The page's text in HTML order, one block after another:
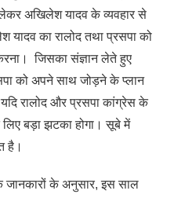
अखिलेश यादव के व्यवहार से
का रालोद तथा प्रसपा को
जिसका संज्ञान लेते हुए
को अपने साथ जोड़ने के प्लान
रालोद और प्रसपा कांग्रेस के
बड़ा झटका होगा। सूबे में
है।
जानकारों के अनुसार, इस साल